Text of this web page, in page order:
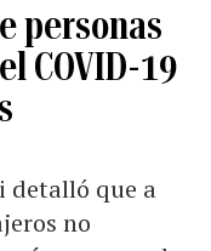
personas
COVID-19
detalló que a
no